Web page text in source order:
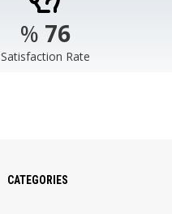
% 98
Satisfaction Rate
CATEGORIES